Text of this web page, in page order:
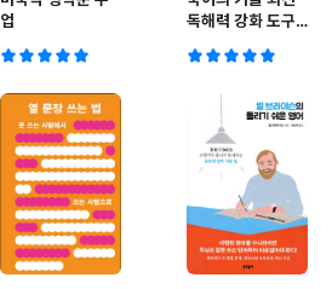
업
독해력 강화 도구